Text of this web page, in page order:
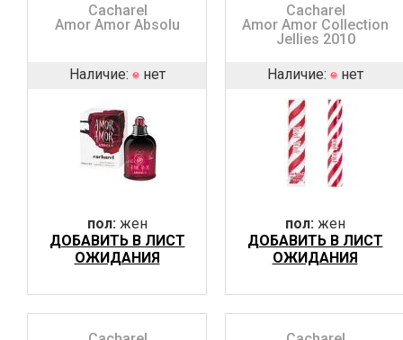
Cacharel
Amor Amor Absolu
Наличие: нет
пол: жен
ДОБАВИТЬ В ЛИСТ
ОЖИДАНИЯ
Cacharel
Amor Amor Collection
Jellies 2010
Наличие: нет
пол: жен
ДОБАВИТЬ В ЛИСТ
ОЖИДАНИЯ